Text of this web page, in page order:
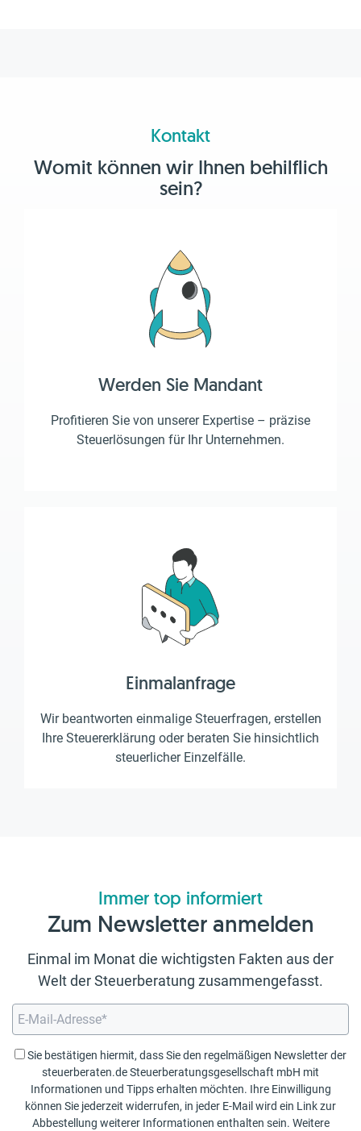
Kontakt
Womit können wir Ihnen behilflich
sein?
Werden Sie Mandant
Profitieren Sie von unserer Expertise – präzise
Steuerlösungen für Ihr Unternehmen.
Einmalanfrage
Wir beantworten einmalige Steuerfragen, erstellen
Ihre Steuererklärung oder beraten Sie hinsichtlich
steuerlicher Einzelfälle.
Immer top informiert
Zum Newsletter anmelden
Einmal im Monat die wichtigsten Fakten aus der
Welt der Steuerberatung zusammengefasst.
Sie bestätigen hiermit, dass Sie den regelmäßigen Newsletter der
steuerberaten.de Steuerberatungsgesellschaft mbH mit
Informationen und Tipps erhalten möchten. Ihre Einwilligung
können Sie jederzeit widerrufen, in jeder E-Mail wird ein Link zur
Abbestellung weiterer Informationen enthalten sein. Weitere